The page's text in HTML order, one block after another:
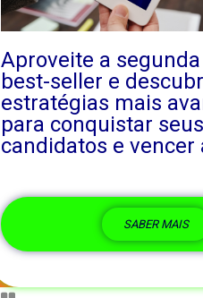
Aproveite a
best-seller e
estratégias mais
para conquistar seus
candidatos e vencer
SABER MAIS